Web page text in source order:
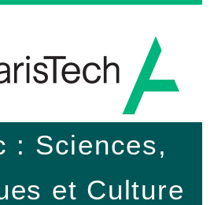
: Sciences,
et Culture